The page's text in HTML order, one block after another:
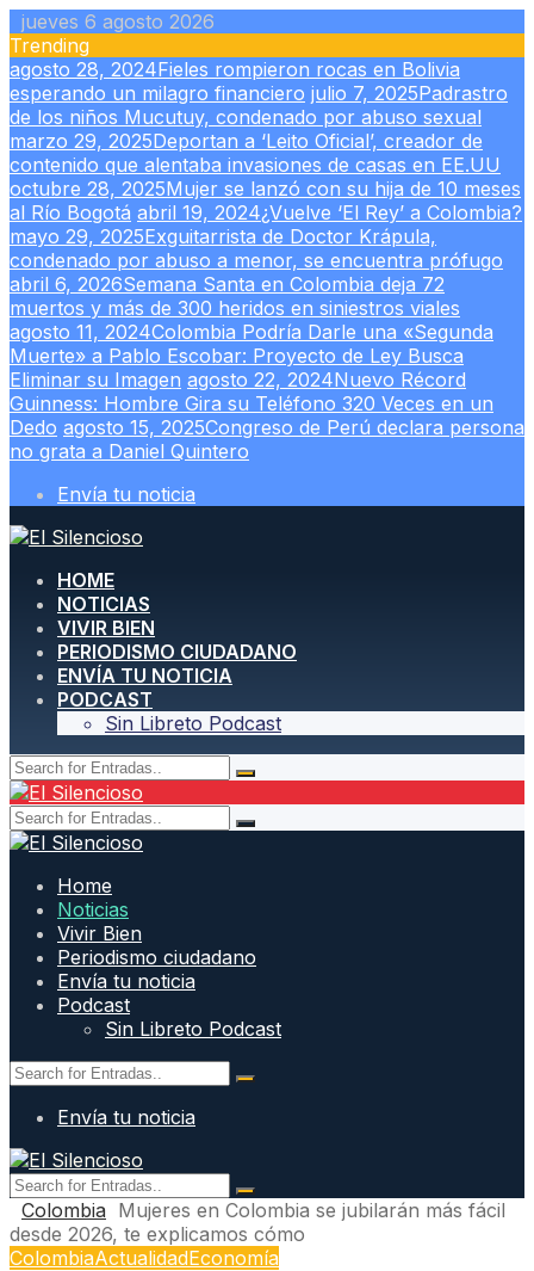
Skip
to
content
jueves 6 agosto 2026
Trending
agosto 28, 2024Fieles rompieron rocas en Bolivia
esperando un milagro financiero julio 7, 2025Padrastro
de los niños Mucutuy, condenado por abuso sexual
marzo 29, 2025Deportan a ‘Leito Oficial’, creador de
contenido que alentaba invasiones de casas en EE.UU
octubre 28, 2025Mujer se lanzó con su hija de 10 meses
al Río Bogotá abril 19, 2024¿Vuelve ‘El Rey’ a Colombia?
mayo 29, 2025Exguitarrista de Doctor Krápula,
condenado por abuso a menor, se encuentra prófugo
abril 6, 2026Semana Santa en Colombia deja 72
muertos y más de 300 heridos en siniestros viales
agosto 11, 2024Colombia Podría Darle una «Segunda
Muerte» a Pablo Escobar: Proyecto de Ley Busca
Eliminar su Imagen agosto 22, 2024Nuevo Récord
Guinness: Hombre Gira su Teléfono 320 Veces en un
Dedo agosto 15, 2025Congreso de Perú declara persona
no grata a Daniel Quintero
Envía tu noticia
HOME
NOTICIAS
VIVIR BIEN
PERIODISMO CIUDADANO
ENVÍA TU NOTICIA
PODCAST
Sin Libreto Podcast
Home
Noticias
Vivir Bien
Periodismo ciudadano
Envía tu noticia
Podcast
Sin Libreto Podcast
Envía tu noticia
Colombia Mujeres en Colombia se jubilarán más fácil
desde 2026, te explicamos cómo
ColombiaActualidadEconomía